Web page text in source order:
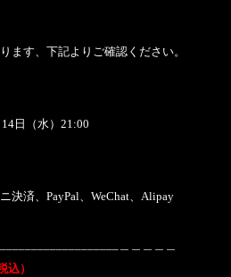
ます、下記よりご確認ください。
日（水）21:00
決済、PayPal、WeChat、Alipay
）